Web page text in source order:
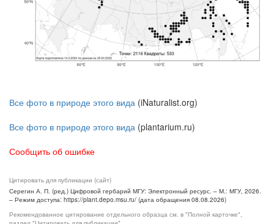
Все фото в природе этого вида (iNaturalist.org)
Все фото в природе этого вида (plantarium.ru)
Сообщить об ошибке
Цитировать для публикации (сайт)
Серегин А. П. (ред.) Цифровой гербарий МГУ: Электронный ресурс. – М.: МГУ, 2026.
– Режим доступа: https://plant.depo.msu.ru/ (дата обращения 08.08.2026)
Рекомендованное цитирование отдельного образца см. в "Полной карточке",